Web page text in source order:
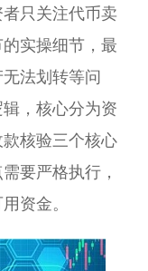
只关注代币卖
实操细节，最
法划转等问
，核心分为资
核验三个核心
要严格执行，
资金。